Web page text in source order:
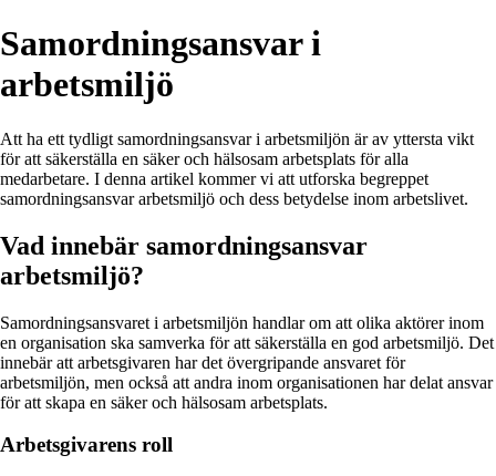
Samordningsansvar i
arbetsmiljö
Att ha ett tydligt samordningsansvar i arbetsmiljön är av yttersta vikt
för att säkerställa en säker och hälsosam arbetsplats för alla
medarbetare. I denna artikel kommer vi att utforska begreppet
samordningsansvar arbetsmiljö och dess betydelse inom arbetslivet.
Vad innebär samordningsansvar
arbetsmiljö?
Samordningsansvaret i arbetsmiljön handlar om att olika aktörer inom
en organisation ska samverka för att säkerställa en god arbetsmiljö. Det
innebär att arbetsgivaren har det övergripande ansvaret för
arbetsmiljön, men också att andra inom organisationen har delat ansvar
för att skapa en säker och hälsosam arbetsplats.
Arbetsgivarens roll